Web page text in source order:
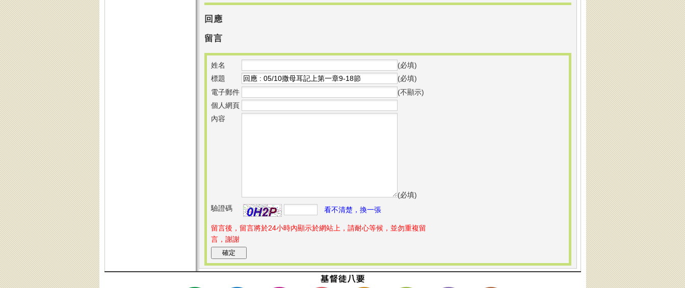
回應
留言
姓名
(必填)
標題
(必填)
電子郵件
(不顯示)
個人網頁
內容
(必填)
驗證碼
看不清楚，換一張
留言後，留言將於24小時內顯示於網站上，請耐心等候，並勿重複留
言，謝謝